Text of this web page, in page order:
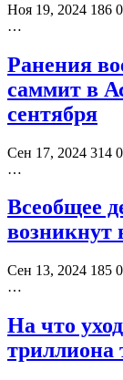
Ноя 19, 2024 186 0
…
Ранения
саммит в
сентября
Сен 17, 2024 314 0
…
Всеобщее
возникнут
Сен 13, 2024 185 0
…
На что
триллиона